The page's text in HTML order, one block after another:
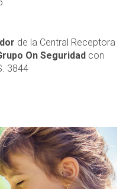
de la Central Receptora
On Seguridad con
3844